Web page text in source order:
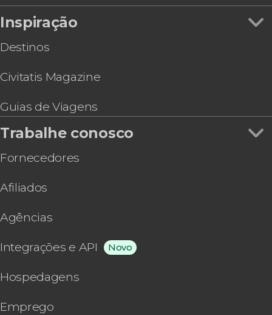
Ingresso do Museu das Ilusões de Atenas
Inspiração
Destinos
Civitatis Magazine
Guias de Viagens
Trabalhe conosco
Fornecedores
Afiliados
Agências
Integrações e API Novo
Hospedagens
Emprego